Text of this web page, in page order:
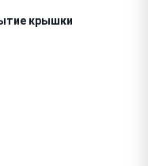
крышки